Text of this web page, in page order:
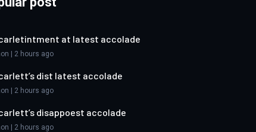
at latest accolade
| 2 hours ago
dist latest accolade
| 2 hours ago
disappoest accolade
| 2 hours ago